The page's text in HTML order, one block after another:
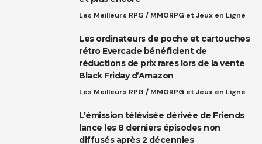
Les Meilleurs RPG / MMORPG et Jeux en Ligne
Les ordinateurs de poche et cartouches
rétro Evercade bénéficient de
réductions de prix rares lors de la vente
Black Friday d’Amazon
Les Meilleurs RPG / MMORPG et Jeux en Ligne
L’émission télévisée dérivée de Friends
lance les 8 derniers épisodes non
diffusés après 2 décennies